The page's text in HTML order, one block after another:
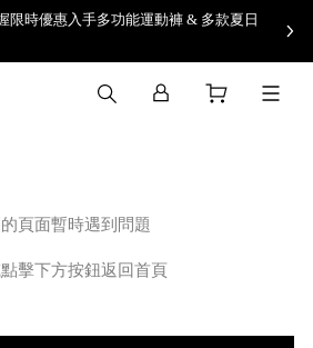
限時優惠入手多功能運動褲 & 多款夏日
頁面暫時遇到問題
擊下方按鈕返回首頁